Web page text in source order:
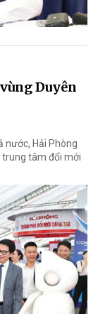
Duyên
nước, Hải Phòng
tâm đổi mới